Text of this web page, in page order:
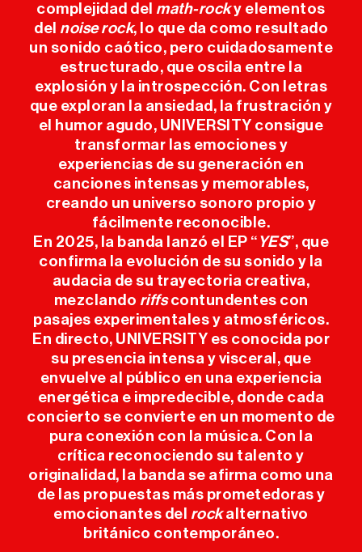
EDICIONES
ANTERIORES
INFO ÚTIL
PRENSA
SPONSORS
complejidad del math-rocky elementos
del noise rock, lo que da como resultado
un sonido caótico, pero cuidadosamente
estructurado, que oscila entre la
explosión y la introspección. Con letras
que exploran la ansiedad, la frustración y
el humor agudo, UNIVERSITY consigue
transformar las emociones y
experiencias de su generación en
canciones intensas y memorables,
creando un universo sonoro propio y
fácilmente reconocible.
En 2025, la banda lanzó el EP “ YES”, que
confirma la evolución de su sonido y la
audacia de su trayectoria creativa,
mezclando riffscontundentes con
pasajes experimentales y atmosféricos.
En directo, UNIVERSITY es conocida por
su presencia intensa y visceral, que
envuelve al público en una experiencia
energética e impredecible, donde cada
concierto se convierte en un momento de
pura conexión con la música. Con la
crítica reconociendo su talento y
originalidad, la banda se afirma como una
de las propuestas más prometedoras y
emocionantes del rockalternativo
británico contemporáneo.